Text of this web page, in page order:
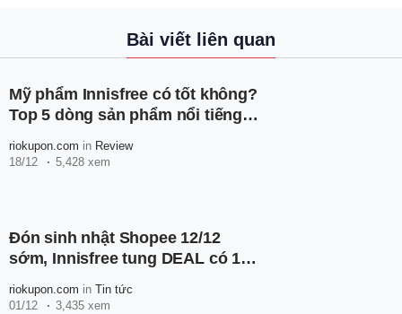
Bài viết liên quan
Mỹ phẩm Innisfree có tốt không?
Top 5 dòng sản phẩm nổi tiếng
riokupon.com in Review
18/12
5,428 xem
Đón sinh nhật Shopee 12/12
sớm, Innisfree tung DEAL có 1
riokupon.com in Tin tức
01/12
3,435 xem